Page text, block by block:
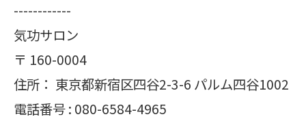
------------
気功サロン
〒 160-0004
住所： 東京都新宿区四谷2-3-6 パルム四谷1002
電話番号 : 080-6584-4965